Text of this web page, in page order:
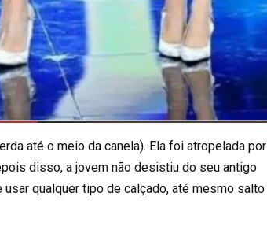
até o meio da canela). Ela foi atropelada por
disso, a jovem não desistiu do seu antigo
qualquer tipo de calçado, até mesmo salto